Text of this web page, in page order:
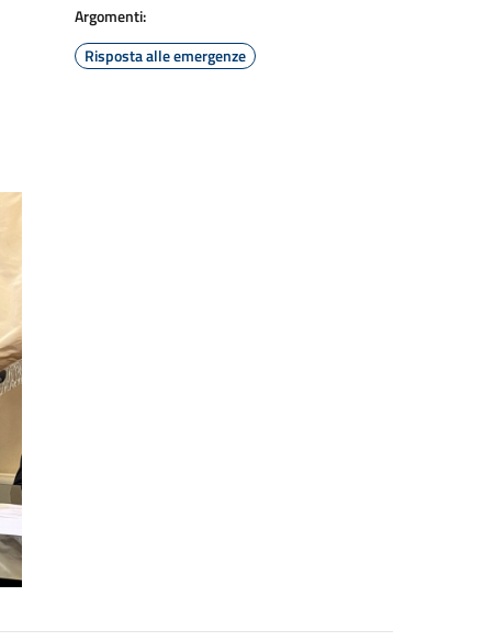
Argomenti:
Risposta alle emergenze